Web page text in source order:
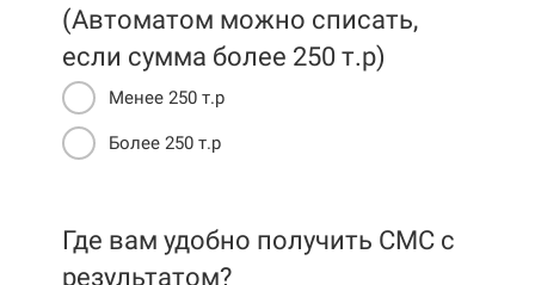
(Автоматом можно списать,
если сумма более 250 т.р)
Менее 250 т.р
Более 250 т.р
Где вам удобно получить СМС c
результатом?